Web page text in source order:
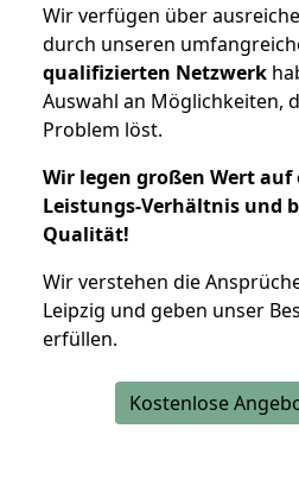
Wir verfügen über
durch unseren
qualifizierten Netzwerk
Auswahl an Möglichkeiten,
Problem löst.
Wir legen großen Wert auf
Leistungs-Verhältnis und
Qualität!
Wir verstehen die
Leipzig und geben unser
erfüllen.
Kostenlose